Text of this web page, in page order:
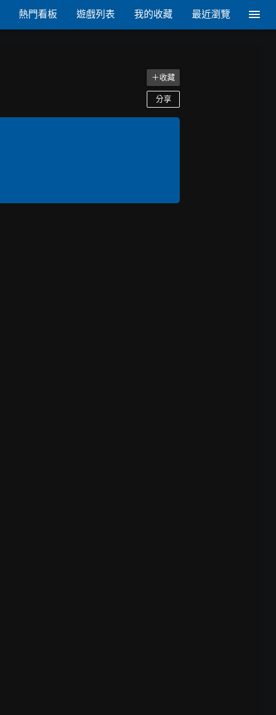
熱門看板 遊戲列表 我的收藏 最近瀏覽
＋收藏
分享